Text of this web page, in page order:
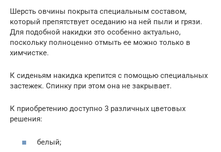
Шерсть овчины покрыта специальным составом,
который препятствует оседанию на ней пыли и грязи.
Для подобной накидки это особенно актуально,
поскольку полноценно отмыть ее можно только в
химчистке.
К сиденьям накидка крепится с помощью специальных
застежек. Спинку при этом она не закрывает.
К приобретению доступно 3 различных цветовых
решения:
белый;